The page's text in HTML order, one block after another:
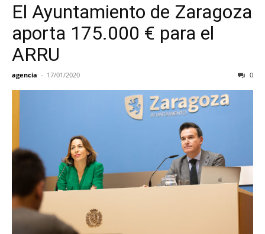
El Ayuntamiento de Zaragoza
aporta 175.000 € para el
ARRU
agencia - 17/01/2020 0